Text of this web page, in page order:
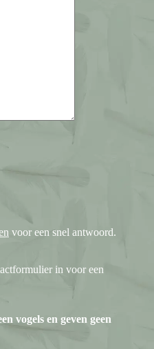
voor een snel antwoord.
in voor een
vogels en geven geen